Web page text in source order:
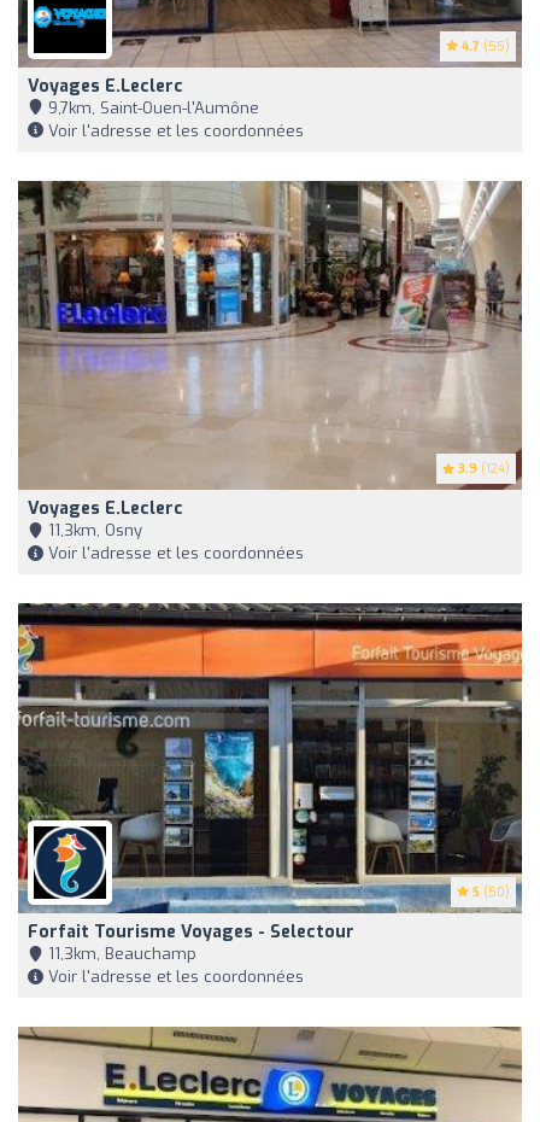
4.7 (55)
Voyages E.Leclerc
9,7km, Saint-Ouen-l'Aumône
Voir l'adresse et les coordonnées
3.9 (124)
Voyages E.Leclerc
11,3km, Osny
Voir l'adresse et les coordonnées
5 (50)
Forfait Tourisme Voyages - Selectour
11,3km, Beauchamp
Voir l'adresse et les coordonnées